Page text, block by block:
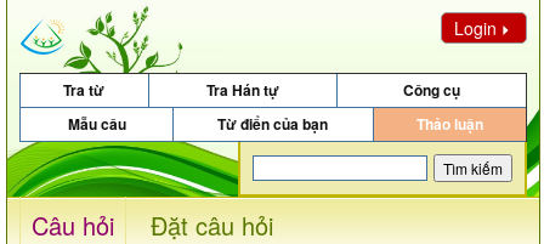
Login
Tra từ Tra Hán tự
Công cụ
Mẫu câu
Từ điển của bạn Thảo luận
Câu hỏi Đặt câu hỏi